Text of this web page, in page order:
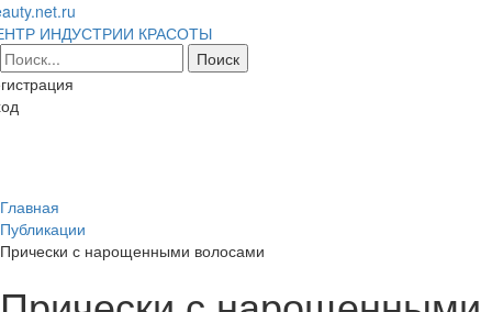
ИНДУСТРИИ КРАСОТЫ
Главная
Публикации
Прически с нарощенными волосами